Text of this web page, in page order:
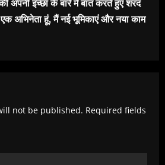
अभिनेता हूं, मैं नई भूमिकाएं और नया काम
not be published. Required fields